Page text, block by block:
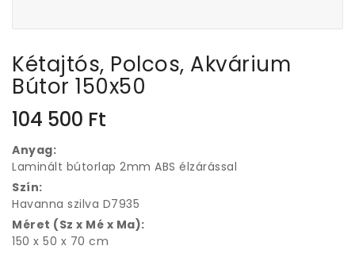
Kétajtós, Polcos, Akvárium
Bútor 150x50
104 500 Ft
Anyag:
Laminált bútorlap 2mm ABS élzárással
Szín:
Havanna szilva D7935
Méret (Sz x Mé x Ma):
150 x 50 x 70 cm